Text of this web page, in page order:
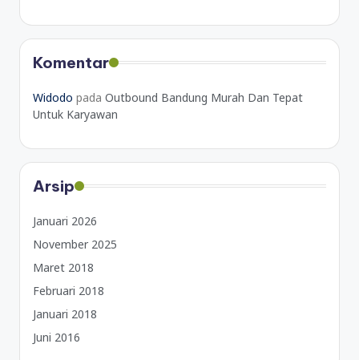
Komentar
Widodo pada Outbound Bandung Murah Dan Tepat
Untuk Karyawan
Arsip
Januari 2026
November 2025
Maret 2018
Februari 2018
Januari 2018
Juni 2016